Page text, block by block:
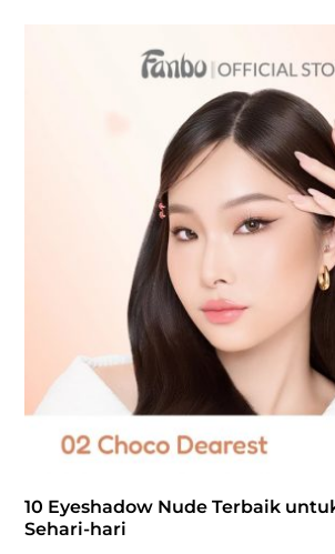
10 Eyeshadow Nude Terbaik
Sehari-hari